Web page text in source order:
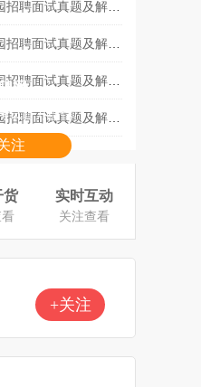
网
试官方微信
注
货 实时互动
关注查看
+关注